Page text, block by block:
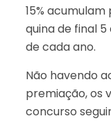
15%
quina de final
de cada ano.
Não havendo
premiação, os
concurso